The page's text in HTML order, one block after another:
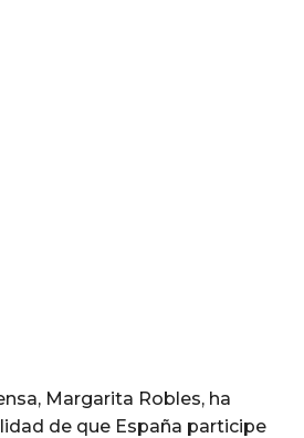
Margarita Robles, ha
de que España participe